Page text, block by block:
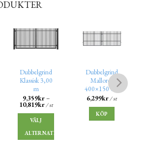
Dubbelgrind
Klassisk 3,00
m
9,359kr–
10,819kr/ st
VÄLJ
ALTERNATIV
Dubbelgrind
Mallorca
400×150 cm
6,299kr / st
KÖP